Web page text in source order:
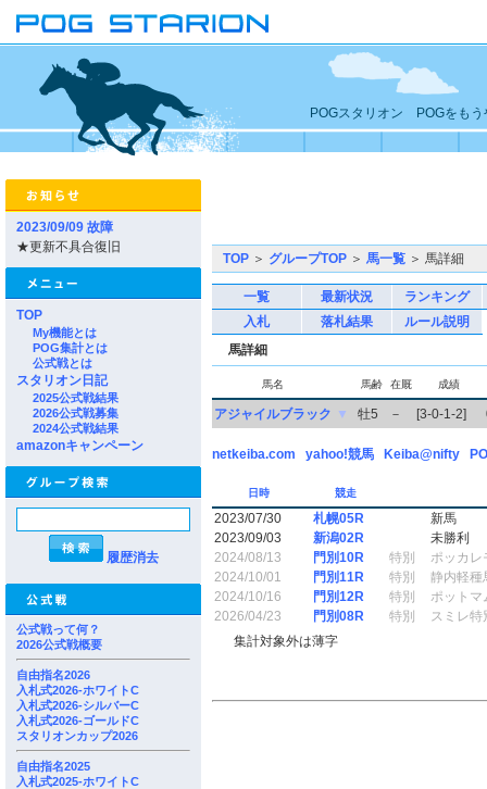
POGスタリオン POGをもう
2023/09/09 故障
★更新不具合復旧
TOP
My機能とは
POG集計とは
公式戦とは
スタリオン日記
2025公式戦結果
2026公式戦募集
2024公式戦結果
amazonキャンペーン
履歴消去
公式戦って何？
2026公式戦概要
自由指名2026
入札式2026-ホワイトC
入札式2026-シルバーC
入札式2026-ゴールドC
スタリオンカップ2026
自由指名2025
入札式2025-ホワイトC
TOP ＞ グループTOP ＞ 馬一覧 ＞ 馬詳細
一覧 最新状況
ランキング
入札
落札結果
ルール説明
馬詳細
馬名 馬齢 在厩 成績
アジャイルブラック ▼ 牡5 － [3-0-1-2]
netkeiba.com yahoo!競馬 Keiba@nifty
日時 競走
2023/07/30 札幌05R
新馬
2023/09/03
新潟02R
未勝利
2024/08/13
門別10R 特別
ポッカレ
2024/10/01
門別11R 特別
静内軽種
2024/10/16
門別12R 特別
ポット
2026/04/23
門別08R 特別
スミレ
集計対象外は薄字